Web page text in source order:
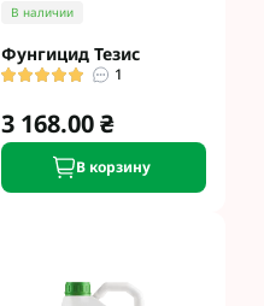
В наличии
Фунгицид Тезис
1
3 168.00 ₴
В корзину